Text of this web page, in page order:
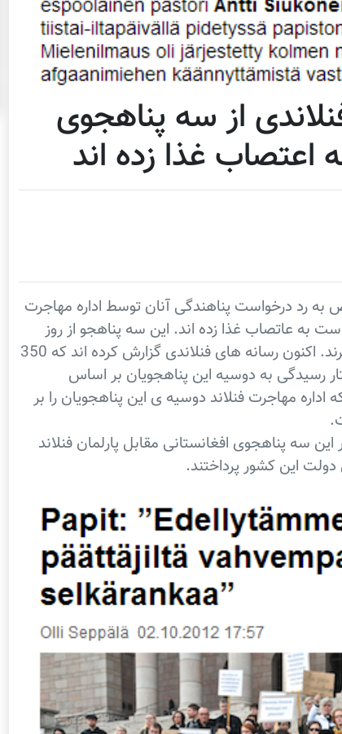
فنلاندی از سه پناهجوی
اعتصاب غذا زده اند
به رد درخواست پناهندگی آنان توسط اداره مهاجرت
به عاتصاب غذا زده اند. این سه پناهجو از روز
دهم سپتامبر تاکنون در اعتصاب غذا بسر می برند. اکنون رسانه های فنلاندی گزارش کرده اند که 350
رسیدگی به دوسیه این پناهجویان بر اساس
مهاجرت فنلاند دوسیه ی این پناهجویان را بر
سه پناهجوی افغانستانی مقابل پارلمان فنلاند
این کشور پرداختند.